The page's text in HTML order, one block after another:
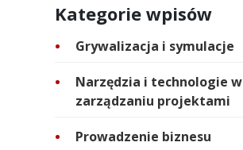
Kategorie wpisów
Grywalizacja i symulacje
Narzędzia i technologie w
zarządzaniu projektami
Prowadzenie biznesu